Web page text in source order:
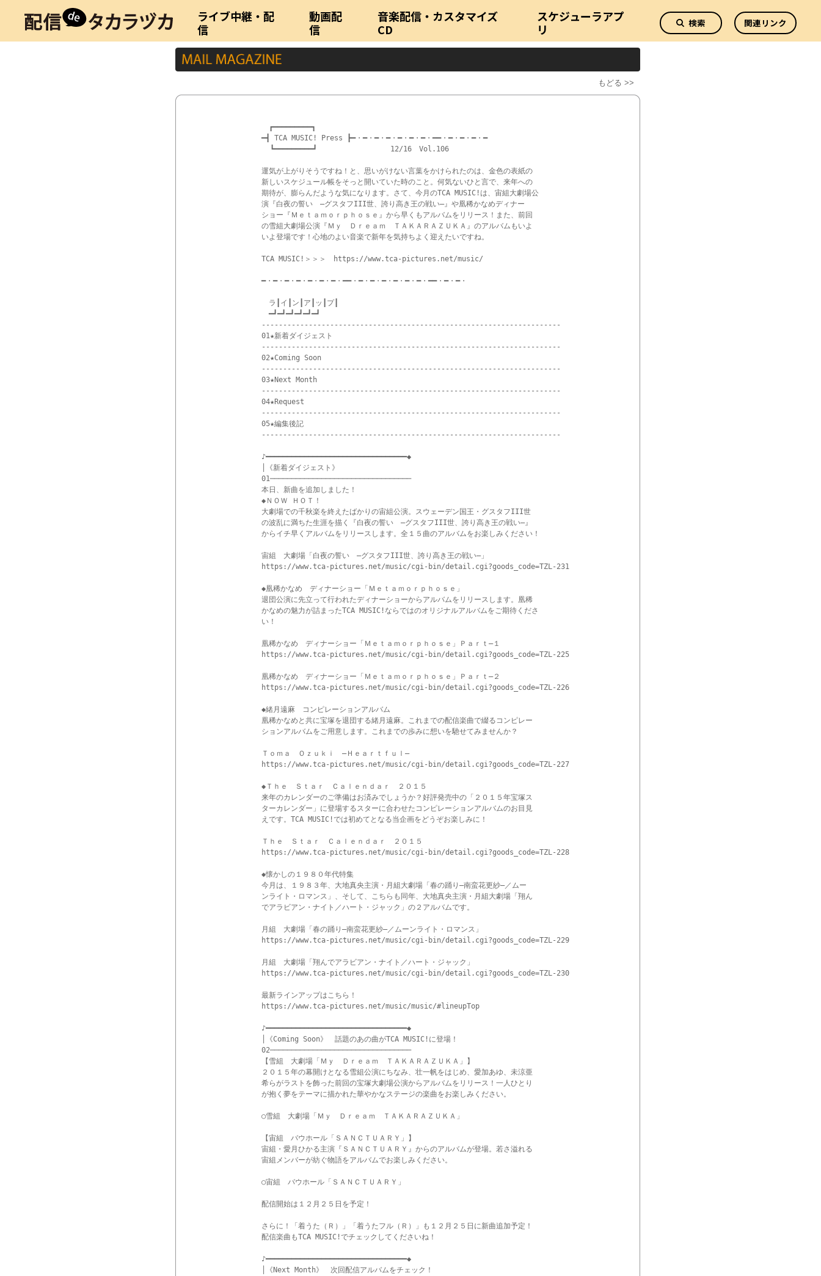
ライブ中継・配
信
動画配
信
音楽配信・カスタマイズ
CD
スケジューラアプ
リ
検索 関連リンク
もどる >>
┏━━━━━━━━━┓
━┫ TCA MUSIC! Press ┣━・━・━・━・━・━・━・━━・━・━・━・━
  ┗━━━━━━━━━┛　　　　　　　　　　12/16　Vol.106
運気が上がりそうですね！と、思いがけない言葉をかけられたのは、金色の表紙の
新しいスケジュール帳をそっと開いていた時のこと。何気ないひと言で、来年への
期待が、膨らんだような気になります。さて、今月のTCA MUSIC!は、宙組大劇場公
演『白夜の誓い　―グスタフIII世、誇り高き王の戦い―』や凰稀かなめディナー
ショー『Ｍｅｔａｍｏｒｐｈｏｓｅ』から早くもアルバムをリリース！また、前回
の雪組大劇場公演『Ｍｙ　Ｄｒｅａｍ　ＴＡＫＡＲＡＺＵＫＡ』のアルバムもいよ
いよ登場です！心地のよい音楽で新年を気持ちよく迎えたいですね。
TCA MUSIC!＞＞＞　https://www.tca-pictures.net/music/
━・━・━・━・━・━・━・━━・━・━・━・━・━・━・━━・━・━・
ラ┃イ┃ン┃ア┃ッ┃プ┃
━┛━┛━┛━┛━┛━┛
----------------------------------------------------------------------
01★新着ダイジェスト
----------------------------------------------------------------------
02★Coming Soon
----------------------------------------------------------------------
03★Next Month
----------------------------------------------------------------------
04★Request
----------------------------------------------------------------------
05★編集後記
----------------------------------------------------------------------
♪━━━━━━━━━━━━━━━━━━━━━━━━━━━━━━━━━◆
│《新着ダイジェスト》
01─────────────────────────────────
本日、新曲を追加しました！
◆ＮＯＷ ＨＯＴ！
大劇場での千秋楽を終えたばかりの宙組公演。スウェーデン国王・グスタフIII世
の波乱に満ちた生涯を描く『白夜の誓い　―グスタフIII世、誇り高き王の戦い―』
からイチ早くアルバムをリリースします。全１５曲のアルバムをお楽しみください！
宙組　大劇場「白夜の誓い　―グスタフIII世、誇り高き王の戦い―」
https://www.tca-pictures.net/music/cgi-bin/detail.cgi?goods_code=TZL-231
◆凰稀かなめ　ディナーショー「Ｍｅｔａｍｏｒｐｈｏｓｅ」
退団公演に先立って行われたディナーショーからアルバムをリリースします。凰稀
かなめの魅力が詰まったTCA MUSIC!ならではのオリジナルアルバムをご期待くださ
い！
凰稀かなめ　ディナーショー「Ｍｅｔａｍｏｒｐｈｏｓｅ」Ｐａｒｔ―１
https://www.tca-pictures.net/music/cgi-bin/detail.cgi?goods_code=TZL-225
凰稀かなめ　ディナーショー「Ｍｅｔａｍｏｒｐｈｏｓｅ」Ｐａｒｔ―２
https://www.tca-pictures.net/music/cgi-bin/detail.cgi?goods_code=TZL-226
◆緒月遠麻　コンピレーションアルバム
凰稀かなめと共に宝塚を退団する緒月遠麻。これまでの配信楽曲で綴るコンピレー
ションアルバムをご用意します。これまでの歩みに想いを馳せてみませんか？
Ｔｏｍａ　Ｏｚｕｋｉ　―Ｈｅａｒｔｆｕｌ―
https://www.tca-pictures.net/music/cgi-bin/detail.cgi?goods_code=TZL-227
◆Ｔｈｅ　Ｓｔａｒ　Ｃａｌｅｎｄａｒ　２０１５
来年のカレンダーのご準備はお済みでしょうか？好評発売中の「２０１５年宝塚ス
ターカレンダー」に登場するスターに合わせたコンピレーションアルバムのお目見
えです。TCA MUSIC!では初めてとなる当企画をどうぞお楽しみに！
Ｔｈｅ　Ｓｔａｒ　Ｃａｌｅｎｄａｒ　２０１５
https://www.tca-pictures.net/music/cgi-bin/detail.cgi?goods_code=TZL-228
◆懐かしの１９８０年代特集
今月は、１９８３年、大地真央主演・月組大劇場「春の踊り―南蛮花更紗―／ムー
ンライト・ロマンス」、そして、こちらも同年、大地真央主演・月組大劇場「翔ん
でアラビアン・ナイト／ハート・ジャック」の２アルバムです。
月組　大劇場「春の踊り―南蛮花更紗―／ムーンライト・ロマンス」
https://www.tca-pictures.net/music/cgi-bin/detail.cgi?goods_code=TZL-229
月組　大劇場「翔んでアラビアン・ナイト／ハート・ジャック」
https://www.tca-pictures.net/music/cgi-bin/detail.cgi?goods_code=TZL-230
最新ラインアップはこちら！
https://www.tca-pictures.net/music/music/#lineupTop
♪━━━━━━━━━━━━━━━━━━━━━━━━━━━━━━━━━◆
│《Coming Soon》　話題のあの曲がTCA MUSIC!に登場！
02─────────────────────────────────
【雪組　大劇場「Ｍｙ　Ｄｒｅａｍ　ＴＡＫＡＲＡＺＵＫＡ」】
２０１５年の幕開けとなる雪組公演にちなみ、壮一帆をはじめ、愛加あゆ、未涼亜
希らがラストを飾った前回の宝塚大劇場公演からアルバムをリリース！一人ひとり
が抱く夢をテーマに描かれた華やかなステージの楽曲をお楽しみください。
○雪組　大劇場「Ｍｙ　Ｄｒｅａｍ　ＴＡＫＡＲＡＺＵＫＡ」
【宙組　バウホール「ＳＡＮＣＴＵＡＲＹ」】
宙組・愛月ひかる主演『ＳＡＮＣＴＵＡＲＹ』からのアルバムが登場。若さ溢れる
宙組メンバーが紡ぐ物語をアルバムでお楽しみください。
○宙組　バウホール「ＳＡＮＣＴＵＡＲＹ」
配信開始は１２月２５日を予定！
さらに！「着うた（Ｒ）」「着うたフル（Ｒ）」も１２月２５日に新曲追加予定！
配信楽曲もTCA MUSIC!でチェックしてくださいね！
♪━━━━━━━━━━━━━━━━━━━━━━━━━━━━━━━━━◆
│《Next Month》　次回配信アルバムをチェック！